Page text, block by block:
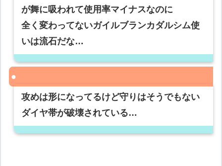
が舞に吸われて使用率マイナスなのに
全く変わってないガイルブランカダルシム使
いは流石だな…
攻めは形になってるけど守りはそうでもない
ダイヤ帯が破壊されている…